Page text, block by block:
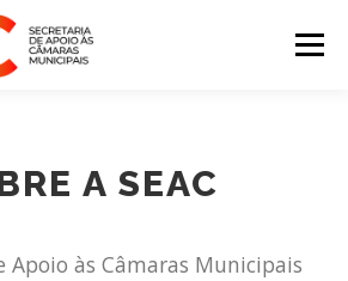
Menu
A SEAC
Apoio às Câmaras Municipais